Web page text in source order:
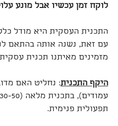
לוקח זמן עכשיו אבל מונע
התכנית העסקית היא מודל
עם זאת, נשנה אותה בהתאם
מזמינים מאיתנו תכנית
היקף התכנית
תפעולית פנימית.